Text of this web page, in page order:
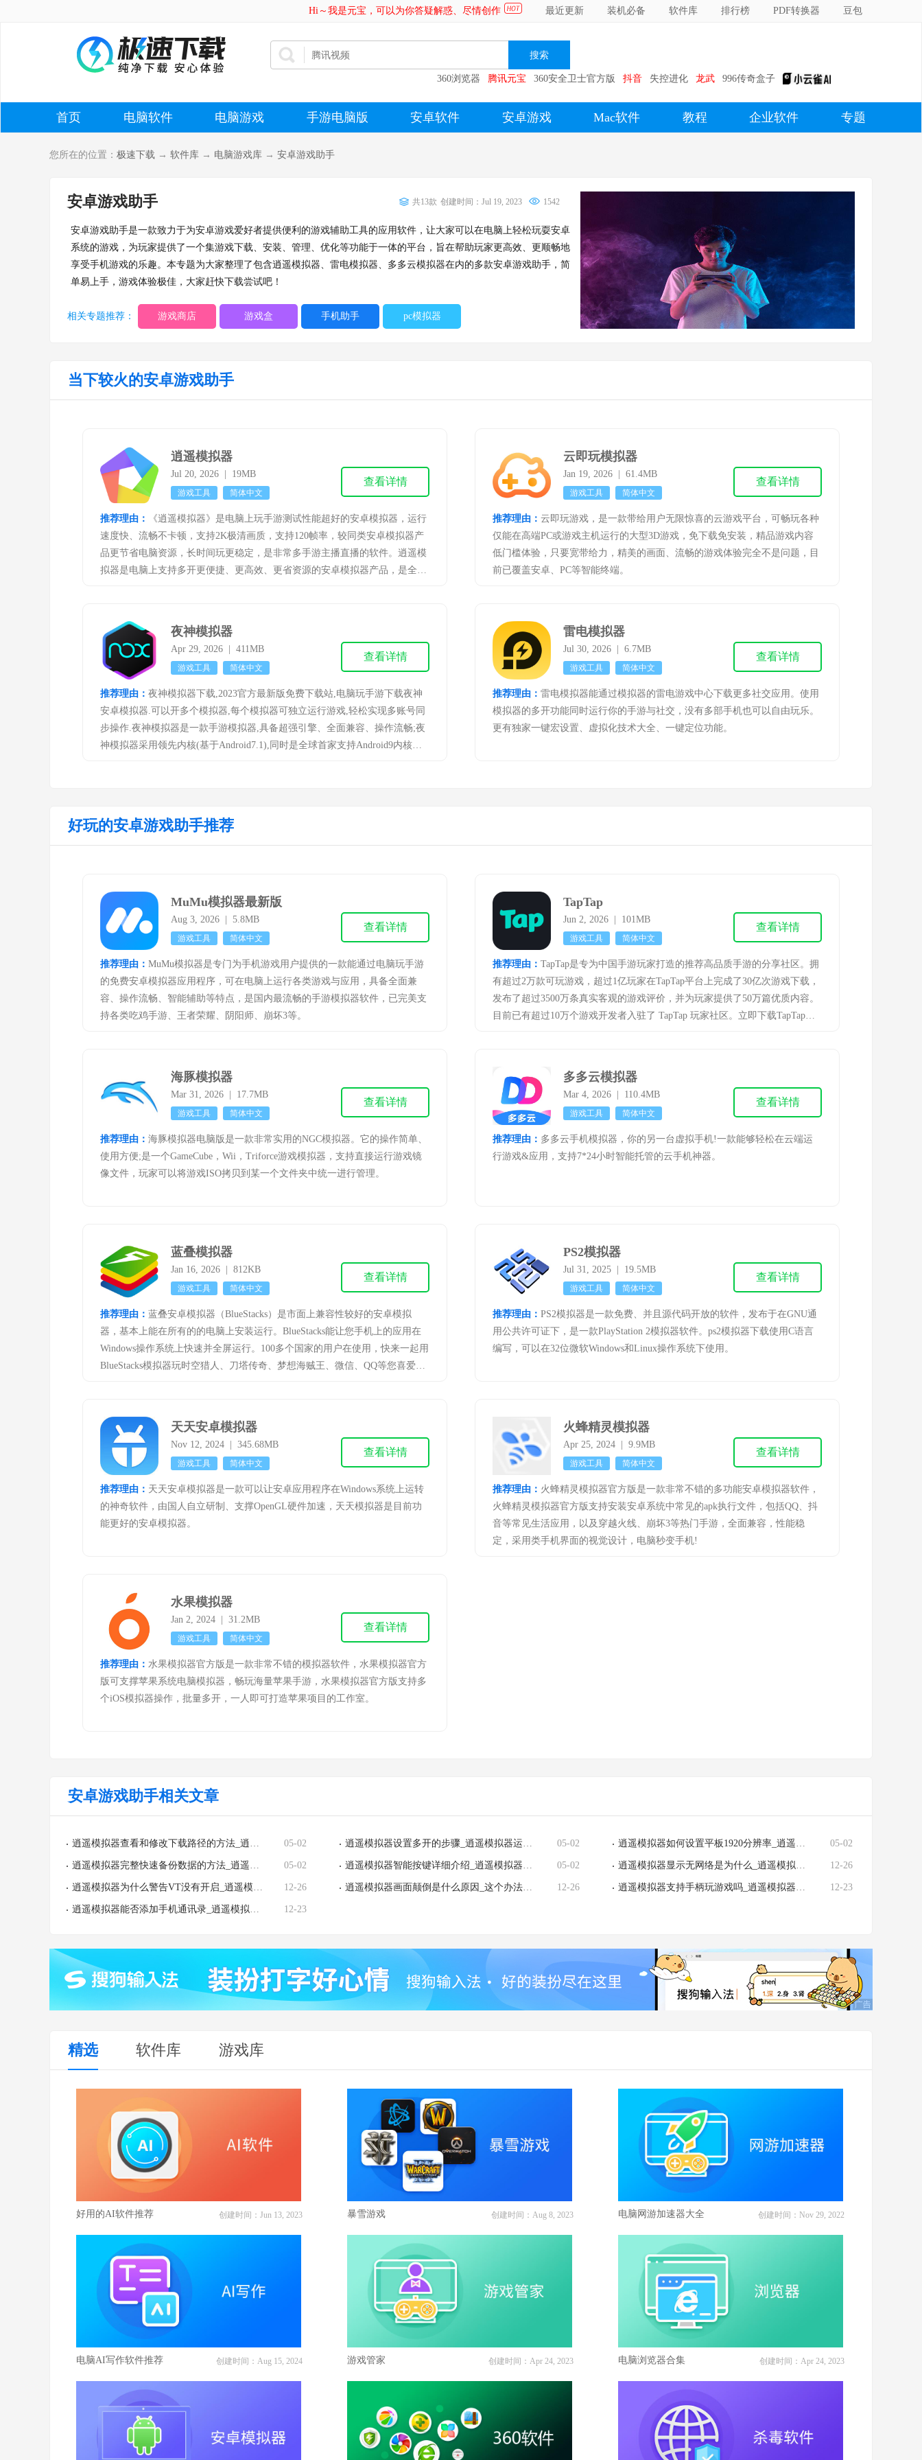
Hi～我是元宝，可以为你答疑解惑、尽情创作 最近更新 装机必备 软件库 排行榜 PDF转换器 豆包
360浏览器 腾讯元宝 360安全卫士官方版 抖音 失控进化 龙武 996传奇盒子
首页 电脑软件 电脑游戏 手游电脑版 安卓软件 安卓游戏 Mac软件 教程 企业软件 专题
您所在的位置： 极速下载 → 软件库 → 电脑游戏库 → 安卓游戏助手
安卓游戏助手 共13款 创建时间：Jul 19, 2023 1542
安卓游戏助手是一款致力于为安卓游戏爱好者提供便利的游戏辅助工具的应用软件，让大家可以在电脑上轻松玩耍安卓
系统的游戏，为玩家提供了一个集游戏下载、安装、管理、优化等功能于一体的平台，旨在帮助玩家更高效、更顺畅地
享受手机游戏的乐趣。本专题为大家整理了包含逍遥模拟器、雷电模拟器、多多云模拟器在内的多款安卓游戏助手，简
单易上手，游戏体验极佳，大家赶快下载尝试吧！
相关专题推荐： 游戏商店 游戏盒 手机助手 pc模拟器
当下较火的安卓游戏助手
逍遥模拟器
Jul 20, 2026 | 19MB
游戏工具 简体中文
查看详情
推荐理由：
《逍遥模拟器》是电脑上玩手游测试性能超好的安卓模拟器，运行
速度快、流畅不卡顿，支持2K极清画质，支持120帧率，较同类安卓模拟器产
品更节省电脑资源，长时间玩更稳定，是非常多手游主播直播的软件。逍遥模
拟器是电脑上支持多开更便捷、更高效、更省资源的安卓模拟器产品，是全球
管理功能，多开效率成倍提升，在同等电脑环境下，逍遥模拟器多开数量超
多，是目前电脑上玩手游用户评价超好的安卓模拟器软件。
云即玩模拟器
Jan 19, 2026 | 61.4MB
游戏工具 简体中文
查看详情
推荐理由： 云即玩游戏，是一款带给用户无限惊喜的云游戏平台，可畅玩各种
仅能在高端PC或游戏主机运行的大型3D游戏，免下载免安装，精品游戏内容
低门槛体验，只要宽带给力，精美的画面、流畅的游戏体验完全不是问题，目
前已覆盖安卓、PC等智能终端。
夜神模拟器
Apr 29, 2026 | 411MB
游戏工具 简体中文
查看详情
推荐理由： 夜神模拟器下载,2023官方最新版免费下载站,电脑玩手游下载夜神
安卓模拟器.可以开多个模拟器,每个模拟器可独立运行游戏,轻松实现多账号同
步操作.夜神模拟器是一款手游模拟器,具备超强引擎、全面兼容、操作流畅;夜
神模拟器采用领先内核(基于Android7.1),同时是全球首家支持Android9内核的
雷电模拟器
Jul 30, 2026 | 6.7MB
游戏工具 简体中文
查看详情
推荐理由： 雷电模拟器能通过模拟器的雷电游戏中心下载更多社交应用。使用
模拟器的多开功能同时运行你的手游与社交，没有多部手机也可以自由玩乐。
更有独家一键宏设置、虚拟化技术大全、一键定位功能。
好玩的安卓游戏助手推荐
MuMu模拟器最新版
Aug 3, 2026 | 5.8MB
游戏工具 简体中文
查看详情
推荐理由： MuMu模拟器是专门为手机游戏用户提供的一款能通过电脑玩手游
的免费安卓模拟器应用程序，可在电脑上运行各类游戏与应用，具备全面兼
容、操作流畅、智能辅助等特点，是国内最流畅的手游模拟器软件，已完美支
持各类吃鸡手游、王者荣耀、阴阳师、崩坏3等。
TapTap
Jun 2, 2026 | 101MB
游戏工具 简体中文
查看详情
推荐理由： TapTap是专为中国手游玩家打造的推荐高品质手游的分享社区。拥
有超过2万款可玩游戏，超过1亿玩家在TapTap平台上完成了30亿次游戏下载，
发布了超过3500万条真实客观的游戏评价，并为玩家提供了50万篇优质内容。
目前已有超过10万个游戏开发者入驻了 TapTap 玩家社区。立即下载TapTap，
海豚模拟器
Mar 31, 2026 | 17.7MB
游戏工具 简体中文
查看详情
推荐理由： 海豚模拟器电脑版是一款非常实用的NGC模拟器。它的操作简单、
使用方便;是一个GameCube，Wii，Triforce游戏模拟器，支持直接运行游戏镜
像文件，玩家可以将游戏ISO拷贝到某一个文件夹中统一进行管理。
多多云模拟器
Mar 4, 2026 | 110.4MB
游戏工具 简体中文
查看详情
推荐理由： 多多云手机模拟器，你的另一台虚拟手机!一款能够轻松在云端运
行游戏&应用，支持7*24小时智能托管的云手机神器。
蓝叠模拟器
Jan 16, 2026 | 812KB
游戏工具 简体中文
查看详情
推荐理由： 蓝叠安卓模拟器（BlueStacks）是市面上兼容性较好的安卓模拟
器，基本上能在所有的的电脑上安装运行。BlueStacks能让您手机上的应用在
Windows操作系统上快速并全屏运行。100多个国家的用户在使用，快来一起用
BlueStacks模拟器玩时空猎人、刀塔传奇、梦想海贼王、微信、QQ等您喜爱的
PS2模拟器
Jul 31, 2025 | 19.5MB
游戏工具 简体中文
查看详情
推荐理由： PS2模拟器是一款免费、并且源代码开放的软件，发布于在GNU通
用公共许可证下，是一款PlayStation 2模拟器软件。ps2模拟器下载使用C语言
编写，可以在32位微软Windows和Linux操作系统下使用。
天天安卓模拟器
Nov 12, 2024 | 345.68MB
游戏工具 简体中文
查看详情
推荐理由： 天天安卓模拟器是一款可以让安卓应用程序在Windows系统上运转
的神奇软件，由国人自立研制、支撑OpenGL硬件加速，天天模拟器是目前功
能更好的安卓模拟器。
火蜂精灵模拟器
Apr 25, 2024 | 9.9MB
游戏工具 简体中文
查看详情
推荐理由： 火蜂精灵模拟器官方版是一款非常不错的多功能安卓模拟器软件，
火蜂精灵模拟器官方版支持安装安卓系统中常见的apk执行文件，包括QQ、抖
音等常见生活应用，以及穿越火线、崩坏3等热门手游，全面兼容，性能稳
定，采用类手机界面的视觉设计，电脑秒变手机!
水果模拟器
Jan 2, 2024 | 31.2MB
游戏工具 简体中文
查看详情
推荐理由： 水果模拟器官方版是一款非常不错的模拟器软件，水果模拟器官方
版可支撑苹果系统电脑模拟器，畅玩海量苹果手游，水果模拟器官方版支持多
个iOS模拟器操作，批量多开，一人即可打造苹果项目的工作室。
安卓游戏助手相关文章
05-02
逍遥模拟器查看和修改下载路径的方法_逍遥模拟器如何查看修改下载路径 05-02
逍遥模拟器设置多开的步骤_逍遥模拟器运行更流畅的技巧分享 05-02
逍遥模拟器如何设置平板1920分辨率_逍遥模拟器如何设置虚拟位置
05-02
逍遥模拟器完整快速备份数据的方法_逍遥模拟器添加手机通讯录教程 05-02
逍遥模拟器智能按键详细介绍_逍遥模拟器智能按键常见问题汇总 12-26
逍遥模拟器显示无网络是为什么_逍遥模拟器无网络怎么解决
12-26
逍遥模拟器为什么警告VT没有开启_逍遥模拟器如何开启电脑VT 12-26
逍遥模拟器画面颠倒是什么原因_这个办法帮你解决画面颠倒问题 12-23
逍遥模拟器支持手柄玩游戏吗_逍遥模拟器手柄按键映射怎么设置
12-23
逍遥模拟器能否添加手机通讯录_逍遥模拟器能给通讯录打电话吗
精选 软件库 游戏库
好用的AI软件推荐 创建时间：Jun 13, 2023 暴雪游戏 创建时间：Aug 8, 2023 电脑网游加速器大全 创建时间：Nov 29, 2022
电脑AI写作软件推荐 创建时间：Aug 15, 2024 游戏管家 创建时间：Apr 24, 2023 电脑浏览器合集 创建时间：Apr 24, 2023